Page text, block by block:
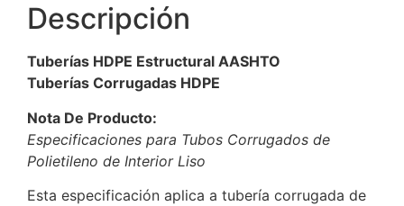
Descripción
Tuberías HDPE Estructural AASHTO
Tuberías Corrugadas HDPE
Nota De Producto:
Especificaciones para Tubos Corrugados de
Polietileno de Interior Liso
Esta especificación aplica a tubería corrugada de